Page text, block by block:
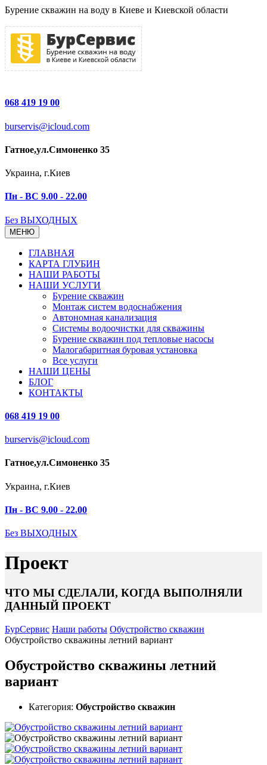
Бурение скважин на воду в Киеве и Киевской области
068 419 19 00
burservis@icloud.com
Гатное,ул.Симоненко 35
Украина, г.Киев
Пн - ВС 9.00 - 22.00
Без ВЫХОДНЫХ
МЕНЮ
ГЛАВНАЯ
КАРТА ГЛУБИН
НАШИ РАБОТЫ
НАШИ УСЛУГИ
Бурение скважин
Монтаж систем водоснабжения
Автономная канализация
Системы водоочистки для скважины
Бурение скважин под тепловые насосы
Малогабаритная буровая установка
Все услуги
НАШИ ЦЕНЫ
БЛОГ
КОНТАКТЫ
068 419 19 00
burservis@icloud.com
Гатное,ул.Симоненко 35
Украина, г.Киев
Пн - ВС 9.00 - 22.00
Без ВЫХОДНЫХ
Проект
ЧТО МЫ СДЕЛАЛИ, КОГДА ВЫПОЛНЯЛИ
ДАННЫЙ ПРОЕКТ
БурСервис Наши работы Обустройство скважин
Обустройство скважины летний вариант
Обустройство скважины летний
вариант
Категория: Обустройство скважин